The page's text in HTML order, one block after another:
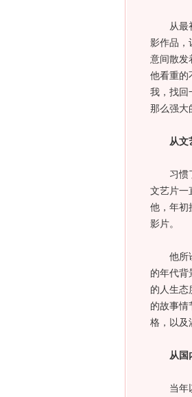
从最初
影作品，
意间散发
他看重的
我，找回
那么强大
从文艺
习惯了
文艺片一
他，年初
影片。
他所诠
的年代背
的人生态
的故事情
格，以及
从国内
当年以